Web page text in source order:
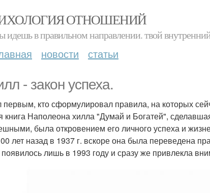
ОТНОШЕНИЙ
идешь в правильном направлении. твой
новости статьи
- закон успеха.
кто сформулировал правила, на которых
книга Наполеона хилла "Думай и Богатей",
была откровением его личного успеха и
лет назад в 1937 г. вскоре она была переведена
лишь в 1993 году и сразу же привлекла